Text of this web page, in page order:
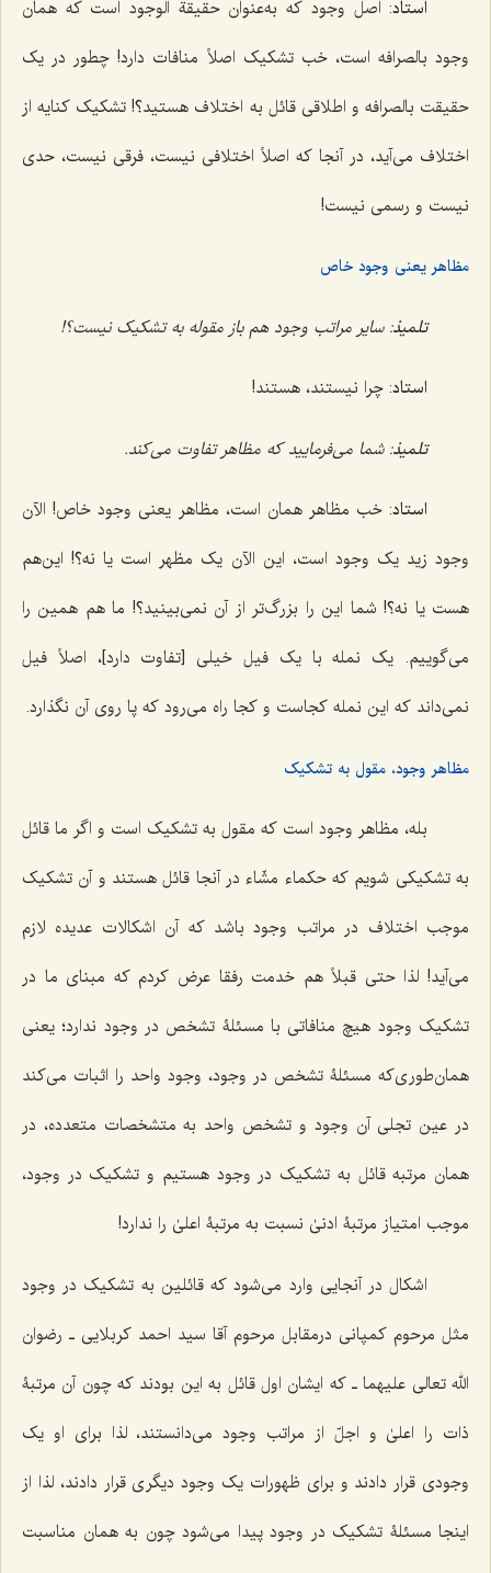
استاد: اصل وجود که به‌عنوان حقیقة الوجود است که همان
وجود بالصرافه است، خب تشکیک اصلاً منافات دارد! چطور در یک
حقیقت بالصرافه و اطلاقی قائل به اختلاف هستید؟! تشکیک کنایه از
اختلاف می‌آید، در آنجا که اصلاً اختلافی نیست، فرقی نیست، حدی
نیست و رسمی نیست!
مظاهر یعنی وجود خاص
تلمیذ: سایر مراتب وجود هم باز مقوله به تشکیک نیست؟!
استاد: چرا نیستند، هستند!
تلمیذ: شما می‌فرمایید که مظاهر تفاوت می‌کند.
استاد: خب مظاهر همان است، مظاهر یعنی وجود خاص! الآن
وجود زید یک وجود است، این الآن یک مظهر است یا نه؟! این‌هم
هست یا نه؟! شما این را بزرگ‌تر از آن نمی‌بینید؟! ما هم همین را
می‌گوییم. یک نمله با یک فیل خیلی [تفاوت دارد]، اصلاً فیل
نمی‌داند که این نمله کجاست و کجا راه می‌رود که پا روی آن نگذارد.
مظاهر وجود، مقول به تشکیک
بله، مظاهر وجود است که مقول به تشکیک است و اگر ما قائل
به تشکیکی شویم که حکماء مشّاء در آنجا قائل هستند و آن تشکیک
موجب اختلاف در مراتب وجود باشد که آن اشکالات عدیده لازم
می‌آید! لذا حتی قبلاً هم خدمت رفقا عرض کردم که مبنای ما در
تشکیک وجود هیچ منافاتی با مسئلۀ تشخص در وجود ندارد؛ یعنی
همان‌طوری‌که مسئلۀ تشخص در وجود، وجود واحد را اثبات می‌کند
در عین تجلی آن وجود و تشخص واحد به متشخصات متعدده، در
همان مرتبه قائل به تشکیک در وجود هستیم و تشکیک در وجود،
موجب امتیاز مرتبۀ ادنیٰ نسبت به مرتبۀ اعلیٰ را ندارد!
اشکال در آنجایی وارد می‌شود که قائلین به تشکیک در وجود
مثل مرحوم کمپانی درمقابل مرحوم آقا سید احمد کربلایی ـ رضوان
الله تعالی علیهما ـ که ‌ایشان اول قائل به این بودند که چون آن مرتبۀ
ذات را اعلیٰ و اجلّ از مراتب وجود می‌دانستند، لذا برای او یک
وجودی قرار دادند و برای ظهورات یک وجود دیگری قرار دادند، لذا از
اینجا مسئلۀ تشکیک در وجود پیدا می‌شود چون به همان مناسبت